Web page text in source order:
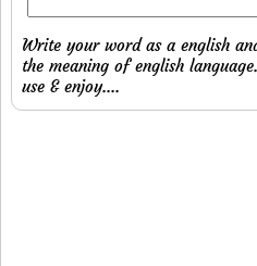
Write your word as a english
the meaning of english
use & enjoy....